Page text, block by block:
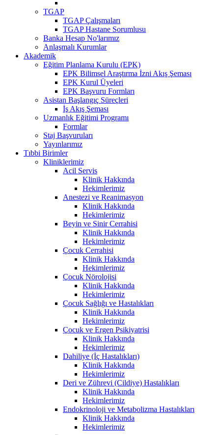
TGAP
TGAP Çalışmaları
TGAP Hastane Sorumlusu
Banka Hesap No'larımız
Anlaşmalı Kurumlar
Akademik
Eğitim Planlama Kurulu (EPK)
EPK Bilimsel Araştırma İzni Akış Şeması
EPK Kurul Üyeleri
EPK Başvuru Formları
Asistan Başlangıç Süreçleri
İş Akış Şeması
Uzmanlık Eğitimi Programı
Formlar
Staj Başvuruları
Yayınlarımız
Tıbbi Birimler
Kliniklerimiz
Acil Servis
Klinik Hakkında
Hekimlerimiz
Anestezi ve Reanimasyon
Klinik Hakkında
Hekimlerimiz
Beyin ve Sinir Cerrahisi
Klinik Hakkında
Hekimlerimiz
Çocuk Cerrahisi
Klinik Hakkında
Hekimlerimiz
Çocuk Nörolojisi
Klinik Hakkında
Hekimlerimiz
Çocuk Sağlığı ve Hastalıkları
Klinik Hakkında
Hekimlerimiz
Çocuk ve Ergen Psikiyatrisi
Klinik Hakkında
Hekimlerimiz
Dahiliye (İç Hastalıkları)
Klinik Hakkında
Hekimlerimiz
Deri ve Zührevi (Cildiye) Hastalıkları
Klinik Hakkında
Hekimlerimiz
Endokrinoloji ve Metabolizma Hastalıkları
Klinik Hakkında
Hekimlerimiz